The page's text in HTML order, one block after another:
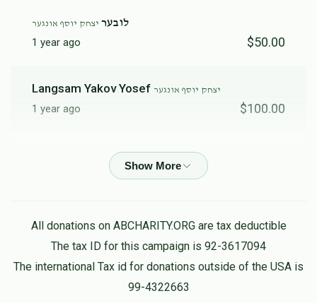
לובער יצחק יוסף אונגער
1 year ago $50.00
Langsam Yakov Yosef יצחק יוסף אונגער
1 year ago $100.00
יצחק יוסף אונגער
Breuer Avrohomיצחק יוסף אונגער
1 year ago $501.00
יצחק יוסף אונגער
All donations on ABCHARITY.ORG are tax deductible
The tax ID for this campaign is 92-3617094
The international Tax id for donations outside of the USA is
99-4322663